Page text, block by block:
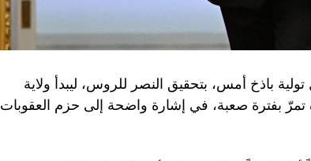
باذخ أمس، بتحقيق النصر للروس، ليبدأ ولاية
تمرّ بفترة صعبة، في إشارة واضحة إلى حزم العقوبات